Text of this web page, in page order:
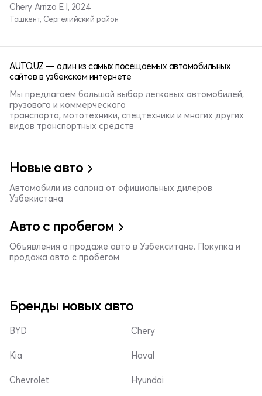
Chery Arrizo E I, 2024
Ташкент, Сергелийский район
AUTO.UZ — один из самых посещаемых автомобильных
сайтов в узбекском интернете
Мы предлагаем большой выбор легковых автомобилей,
грузового и коммерческого
транспорта, мототехники, спецтехники и многих других
видов транспортных средств
Новые авто
Автомобили из салона от официальных дилеров
Узбекистана
Авто с пробегом
Объявления о продаже авто в Узбекситане. Покупка и
продажа авто с пробегом
Бренды новых авто
BYD
Kia
Chevrolet
Chery
Haval
Hyundai